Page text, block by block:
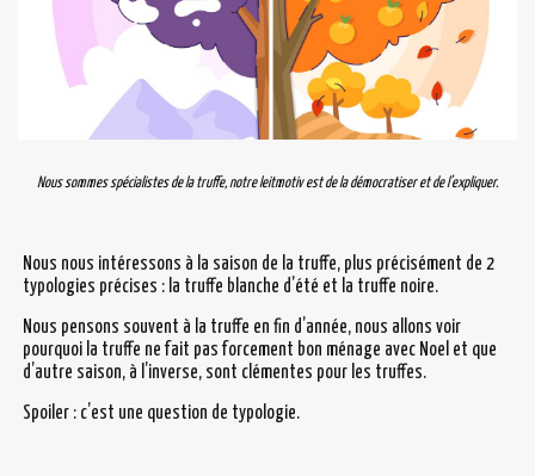
Nous sommes spécialistes de la truffe, notre leitmotiv est de la démocratiser et de l’expliquer.
Nous nous intéressons à la saison de la truffe, plus précisément de 2
typologies précises : la truffe blanche d’été et la truffe noire.
Nous pensons souvent à la truffe en fin d’année, nous allons voir
pourquoi la truffe ne fait pas forcement bon ménage avec Noel et que
d’autre saison, à l’inverse, sont clémentes pour les truffes.
Spoiler : c’est une question de typologie.